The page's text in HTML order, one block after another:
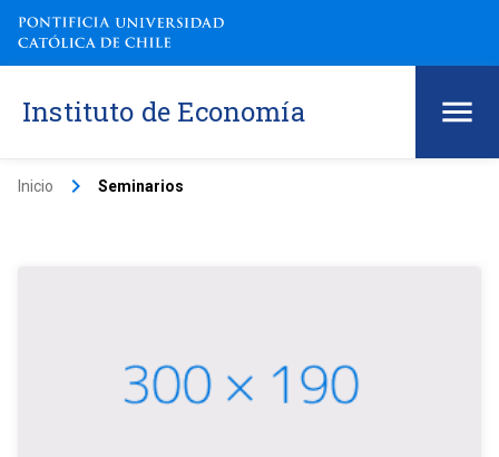
Instituto de Economía
Inicio keyboard_arrow_right Seminarios